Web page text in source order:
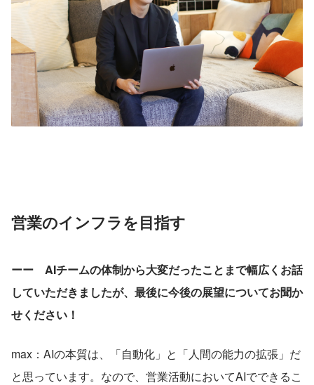
営業のインフラを目指す
ーー　AIチームの体制から大変だったことまで幅広くお話
していただきましたが、最後に今後の展望についてお聞か
せください！
max：AIの本質は、「自動化」と「人間の能力の拡張」だ
と思っています。なので、営業活動においてAIでできるこ